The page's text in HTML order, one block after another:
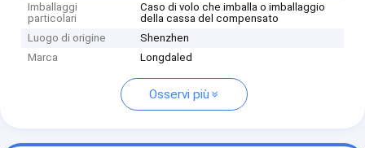
Imballaggi
particolari
Caso di volo che imballa o imballaggio
della cassa del compensato
Luogo di origine
Shenzhen
Marca
Longdaled
Osservi più